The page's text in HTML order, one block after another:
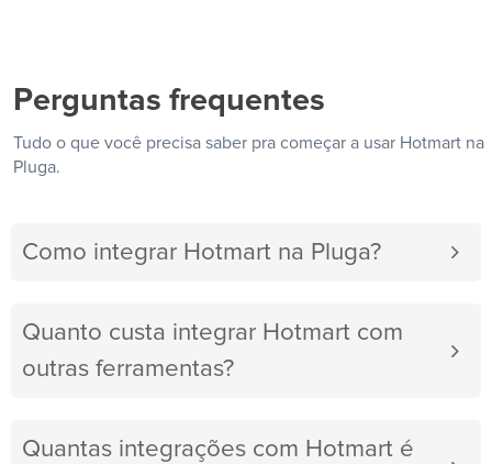
Perguntas frequentes
Tudo o que você precisa saber pra começar a usar Hotmart na
Pluga.
Como integrar Hotmart na Pluga?
Quanto custa integrar Hotmart com
outras ferramentas?
Quantas integrações com Hotmart é